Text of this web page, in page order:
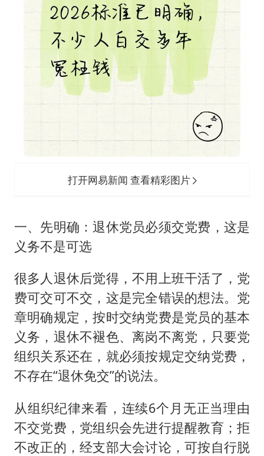
打开网易新闻 查看精彩图片
一、先明确：退休党员必须交党费，这是
义务不是可选
很多人退休后觉得，不用上班干活了，党
费可交可不交，这是完全错误的想法。党
章明确规定，按时交纳党费是党员的基本
义务，退休不褪色、离岗不离党，只要党
组织关系还在，就必须按规定交纳党费，
不存在“退休免交”的说法。
从组织纪律来看，连续6个月无正当理由
不交党费，党组织会先进行提醒教育；拒
不改正的，经支部大会讨论，可按自行脱